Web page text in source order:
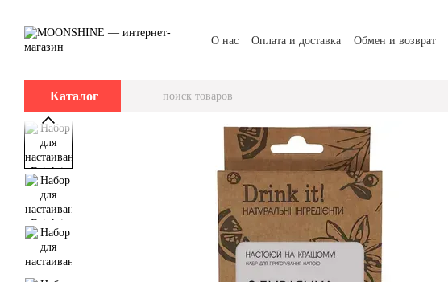
О нас Оплата и доставка Обмен и возврат
Каталог